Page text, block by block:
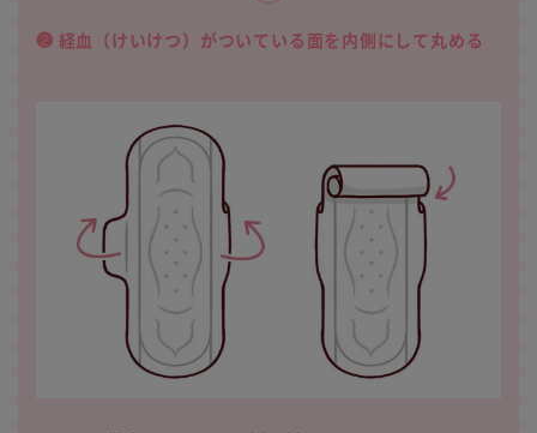
❷ 経血（けいけつ）がついている面を内側にして丸める